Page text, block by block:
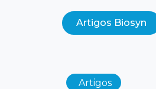
Artigos Biosyn
Artigos